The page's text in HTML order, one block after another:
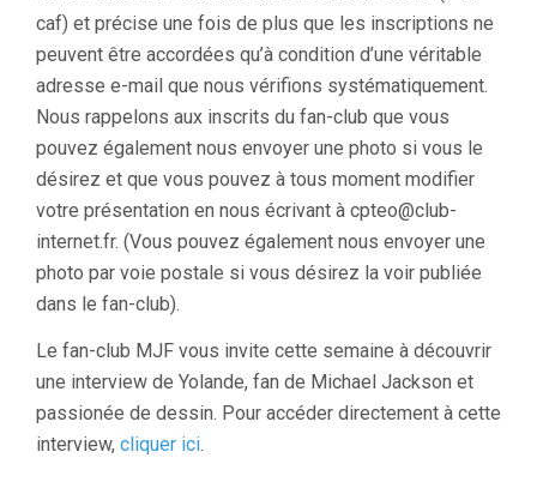
caf) et précise une fois de plus que les inscriptions ne
peuvent être accordées qu’à condition d’une véritable
adresse e-mail que nous vérifions systématiquement.
Nous rappelons aux inscrits du fan-club que vous
pouvez également nous envoyer une photo si vous le
désirez et que vous pouvez à tous moment modifier
votre présentation en nous écrivant à cpteo@club-
internet.fr. (Vous pouvez également nous envoyer une
photo par voie postale si vous désirez la voir publiée
dans le fan-club).
Le fan-club MJF vous invite cette semaine à découvrir
une interview de Yolande, fan de Michael Jackson et
passionée de dessin. Pour accéder directement à cette
interview, cliquer ici.